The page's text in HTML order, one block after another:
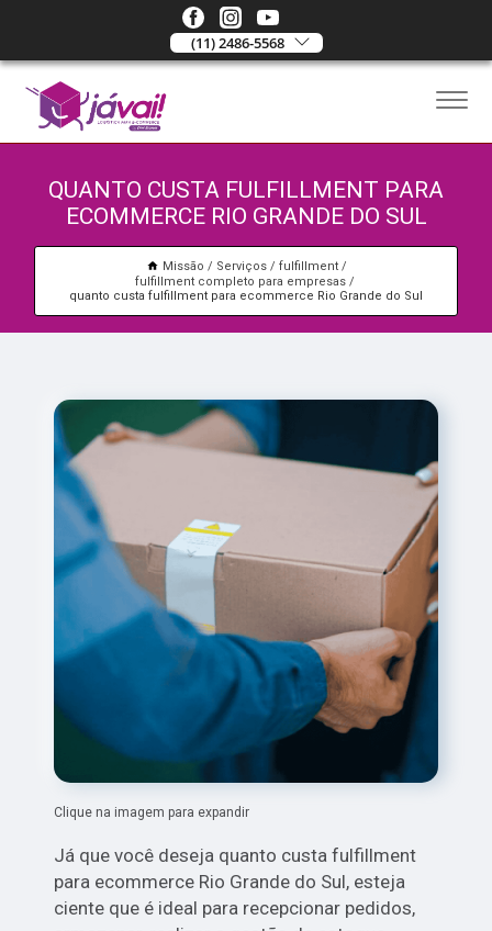
(11) 2486-5568
QUANTO CUSTA FULFILLMENT PARA
ECOMMERCE RIO GRANDE DO SUL
Missão Serviços
fulfillment
fulfillment completo para empresas
quanto custa fulfillment para ecommerce Rio Grande do Sul
Clique na imagem para expandir
Já que você deseja quanto custa fulfillment
para ecommerce Rio Grande do Sul, esteja
ciente que é ideal para recepcionar pedidos,